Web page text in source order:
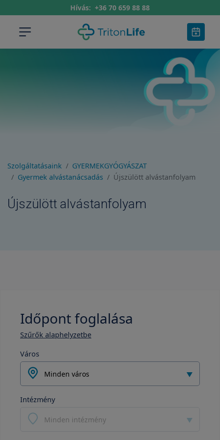
Hívás: +36 70 659 88 88
Szolgáltatásaink
GYERMEKGYÓGYÁSZAT
Gyermek alvástanácsadás
Újszülött alvástanfolyam
Újszülött alvástanfolyam
Időpont foglalása
Szűrők alaphelyzetbe
Város
Minden város
Intézmény
Minden intézmény